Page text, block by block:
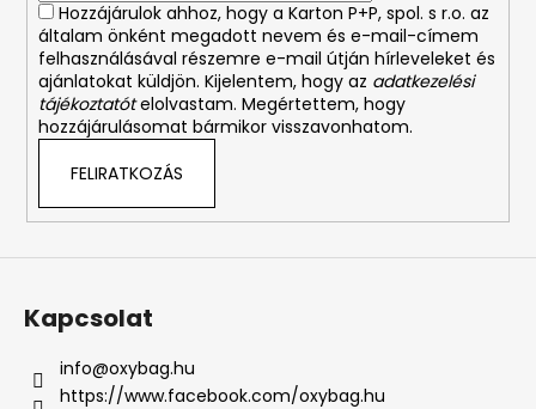
Hozzájárulok ahhoz, hogy a Karton P+P, spol. s r.o. az
általam önként megadott nevem és e-mail-címem
felhasználásával részemre e-mail útján hírleveleket és
ajánlatokat küldjön. Kijelentem, hogy az adatkezelési
tájékoztatótelolvastam. Megértettem, hogy
hozzájárulásomat bármikor visszavonhatom.
FELIRATKOZÁS
Kapcsolat
info@oxybag.hu
https://www.facebook.com/oxybag.hu